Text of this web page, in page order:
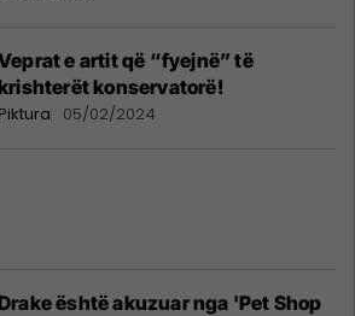
e artit që “fyejnë” të
konservatorë!
Piktura 05/02/2024
është akuzuar nga 'Pet Shop